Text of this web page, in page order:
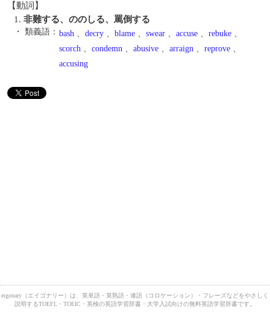
【動詞】
1. 非難する、ののしる、罵倒する
・ 類義語： bash 、 decry 、 blame 、 swear 、 accuse 、 rebuke 、
scorch 、 condemn 、 abusive 、 arraign 、 reprove 、
accusing
eigonary（エイゴナリー）は、英単語・英熟語・連語（コロケーション）・フレーズなどをやさしく
説明するTOEFL・TOEIC・英検の英語学習辞書・大学入試向けの無料英語学習辞書です。